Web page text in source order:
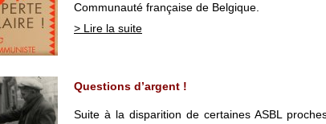
Communauté française de Belgique.
> Lire la suite
Questions d’argent !
Suite à la disparition de certaines ASBL